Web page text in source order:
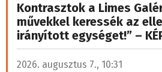
Kontrasztok a Limes
művekkel keressék az
irányított egységet!” –
2026. augusztus 7., 10:31